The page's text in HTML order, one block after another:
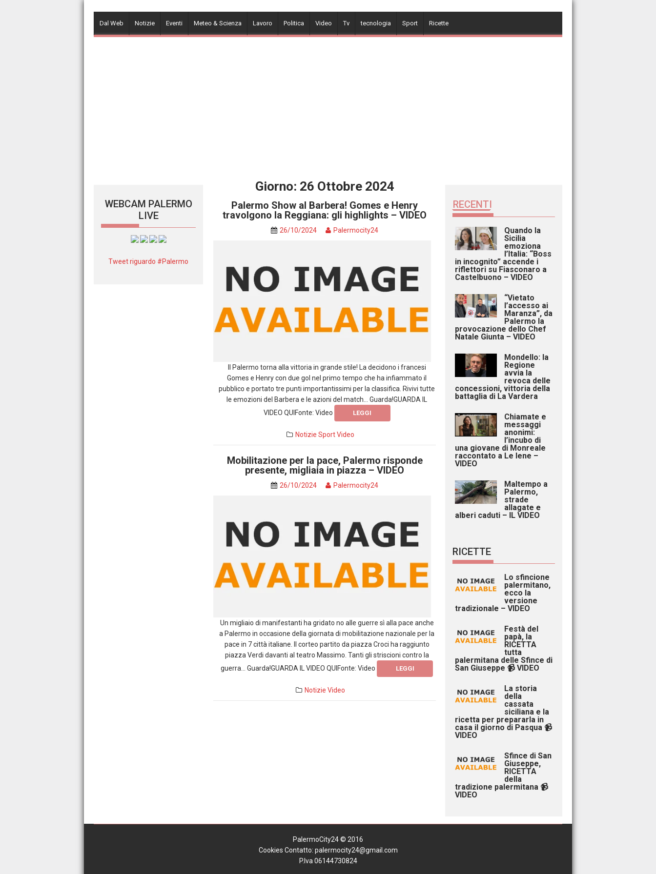
contentDal Web Notizie Eventi Meteo & Scienza Lavoro Politica Video Tv tecnologia Sport Ricette
Giorno: 26 Ottobre 2024
Palermo Show al Barbera! Gomes e Henry
travolgono la Reggiana: gli highlights – VIDEO
26/10/2024 Palermocity24
Il Palermo torna alla vittoria in grande stile! La decidono i francesi
Gomes e Henry con due gol nel primo tempo che ha infiammato il
pubblico e portato tre punti importantissimi per la classifica. Rivivi tutte
le emozioni del Barbera e le azioni del match… Guarda!GUARDA IL
VIDEO QUIFonte: Video
LEGGI
Notizie Sport Video
Mobilitazione per la pace, Palermo risponde
presente, migliaia in piazza – VIDEO
26/10/2024 Palermocity24
Un migliaio di manifestanti ha gridato no alle guerre sì alla pace anche
a Palermo in occasione della giornata di mobilitazione nazionale per la
pace in 7 città italiane. Il corteo partito da piazza Croci ha raggiunto
piazza Verdi davanti al teatro Massimo. Tanti gli striscioni contro la
guerra… Guarda!GUARDA IL VIDEO QUIFonte: Video
LEGGI
Notizie Video
WEBCAM PALERMO
LIVE
Tweet riguardo #Palermo
RECENTI
Quando la
Sicilia
emoziona
l’Italia: “Boss
in incognito” accende i
riflettori su Fiasconaro a
Castelbuono – VIDEO
“Vietato
l’accesso ai
Maranza”, da
Palermo la
provocazione dello Chef
Natale Giunta – VIDEO
Mondello: la
Regione
avvia la
revoca delle
concessioni, vittoria della
battaglia di La Vardera
Chiamate e
messaggi
anonimi:
l’incubo di
una giovane di Monreale
raccontato a Le Iene –
VIDEO
Maltempo a
Palermo,
strade
allagate e
alberi caduti – IL VIDEO
RICETTE
Lo sfincione
palermitano,
ecco la
versione
tradizionale – VIDEO
Festà del
papà, la
RICETTA
tutta
palermitana delle Sfince di
San Giuseppe 📹 VIDEO
La storia
della
cassata
siciliana e la
ricetta per prepararla in
casa il giorno di Pasqua 📹
VIDEO
Sfince di San
Giuseppe,
RICETTA
della
tradizione palermitana 📹
VIDEO
PalermoCity24 © 2016
Cookies Contatto: palermocity24@gmail.com
P.Iva 06144730824